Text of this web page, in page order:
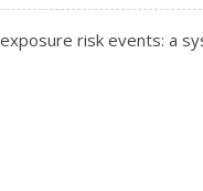
risk events: a